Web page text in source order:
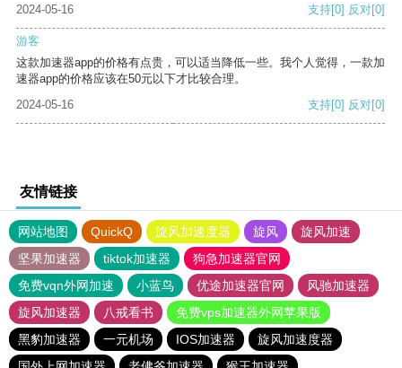
2024-05-16
支持[0] 反对[0]
游客
这款加速器app的价格有点贵，可以适当降低一些。我个人觉得，一款加
速器app的价格应该在50元以下才比较合理。
2024-05-16
支持[0] 反对[0]
友情链接
网站地图 QuickQ 旋风加速度器 旋风
旋风加速
坚果加速器
tiktok加速器
狗急加速器官网
免费vqn外网加速
小蓝鸟 优途加速器官网
风驰加速器
旋风加速器
八戒看书
免费vps加速器外网苹果版
黑豹加速器
一元机场 IOS加速器
旋风加速度器